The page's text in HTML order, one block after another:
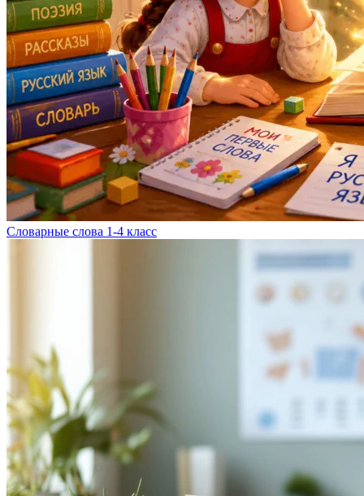
Словарные слова 1-4 класс